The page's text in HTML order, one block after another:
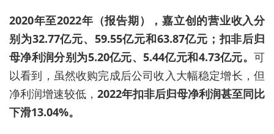
2020年至2022年（报告期），嘉立创的营业收入分
别为32.77亿元、59.55亿元和63.87亿元 ； 扣非后归
母净利润分别为5.20亿元、5.44亿元和4.73亿元。 可
以看到，虽然收购完成后公司收入大幅稳定增长，但
净利润增速较低 ， 2022年扣非后归母净利润甚至同比
下滑13.04%。